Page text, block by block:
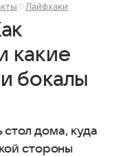
Лайфхаки
какие
бокалы
стол дома, куда
стороны